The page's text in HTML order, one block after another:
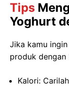
Tips
Yoghurt
Jika kamu
produk
Kalori: